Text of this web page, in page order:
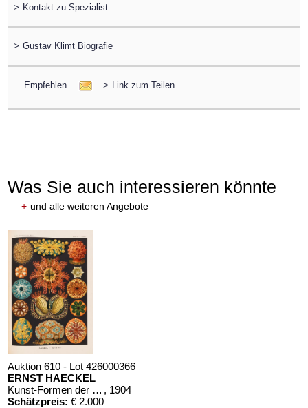
> Kontakt zu Spezialist
> Gustav Klimt Biografie
Empfehlen > Link zum Teilen
Was Sie auch interessieren könnte
+ und alle weiteren Angebote
Auktion 610 - Lot 426000366
ERNST HAECKEL
Kunst-Formen der Natur. 10 Hefte und Supplement in 1 Band , 1904
Schätzpreis: € 2.000